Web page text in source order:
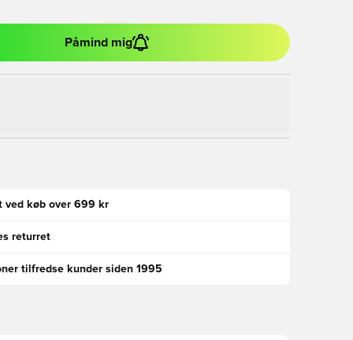
Påmind mig
ved køb over 699 kr
returret
tilfredse kunder siden 1995